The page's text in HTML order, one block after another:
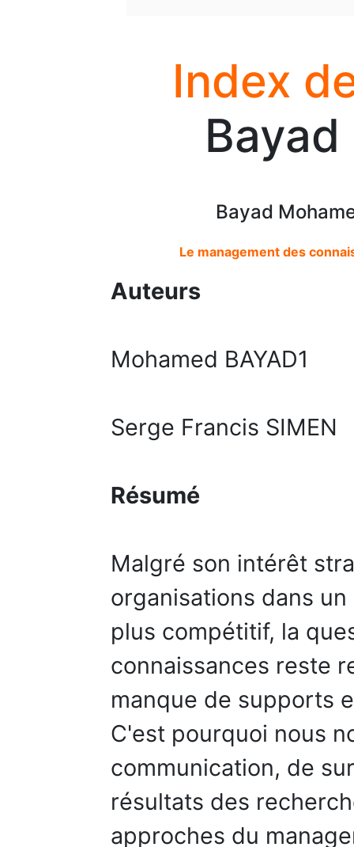
Index
Bayad
Le management des
Auteurs
Mohamed BAYAD1
Serge Francis SIMEN
Résumé
Malgré son intérêt
organisations dans
plus compétitif, la
connaissances reste
manque de supports
C'est pourquoi nous
communication, de
résultats des
approches du